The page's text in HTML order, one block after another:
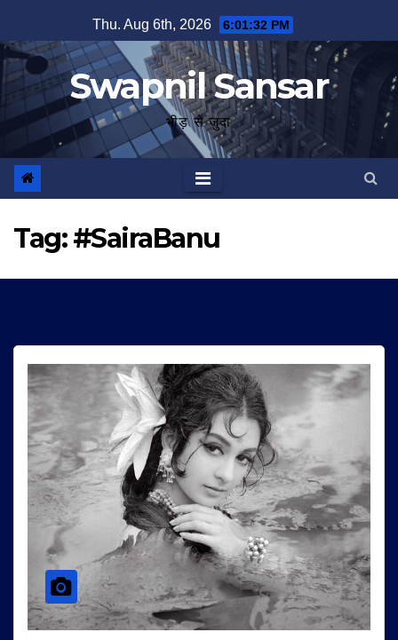
to
content
Thu. Aug 6th, 2026 6:01:33 PM
Swapnil Sansar
भीड़ से जुदा
Tag:#SairaBanu